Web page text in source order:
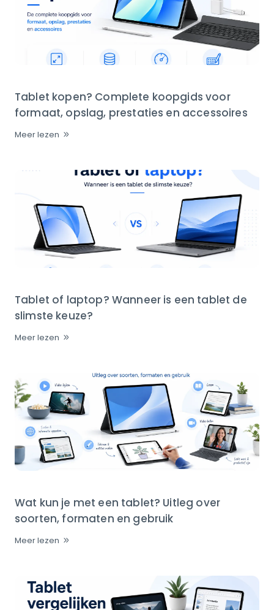
Tablet kopen? Complete koopgids voor
formaat, opslag, prestaties en accessoires
Meer lezen
Tablet of laptop? Wanneer is een tablet de
slimste keuze?
Meer lezen
Wat kun je met een tablet? Uitleg over
soorten, formaten en gebruik
Meer lezen